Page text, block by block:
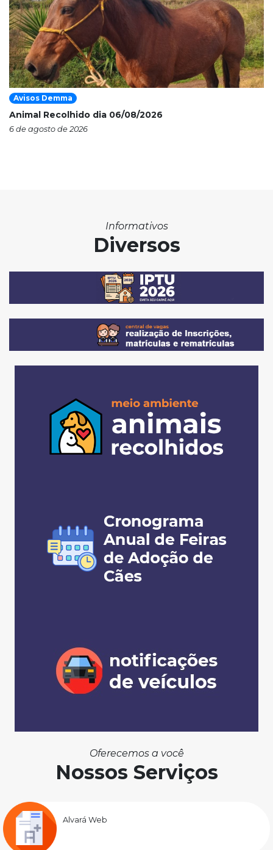
Avisos Demma
Animal Recolhido dia 06/08/2026
6 de agosto de 2026
Informativos
Diversos
Oferecemos a você
Nossos Serviços
Alvará Web